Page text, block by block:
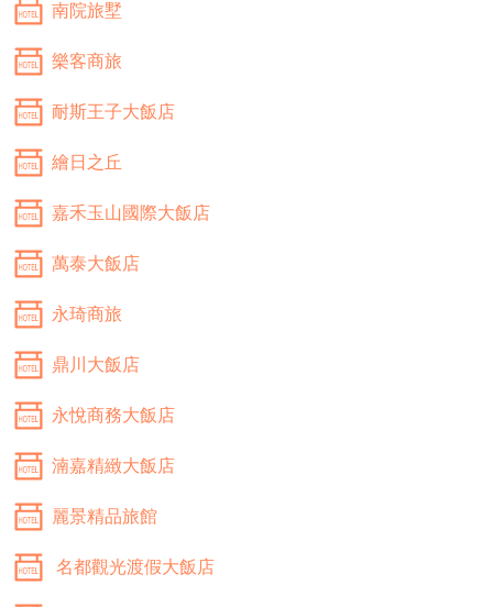
南院旅墅
樂客商旅
耐斯王子大飯店
繪日之丘
嘉禾玉山國際大飯店
萬泰大飯店
永琦商旅
鼎川大飯店
永悅商務大飯店
湳嘉精緻大飯店
麗景精品旅館
名都觀光渡假大飯店